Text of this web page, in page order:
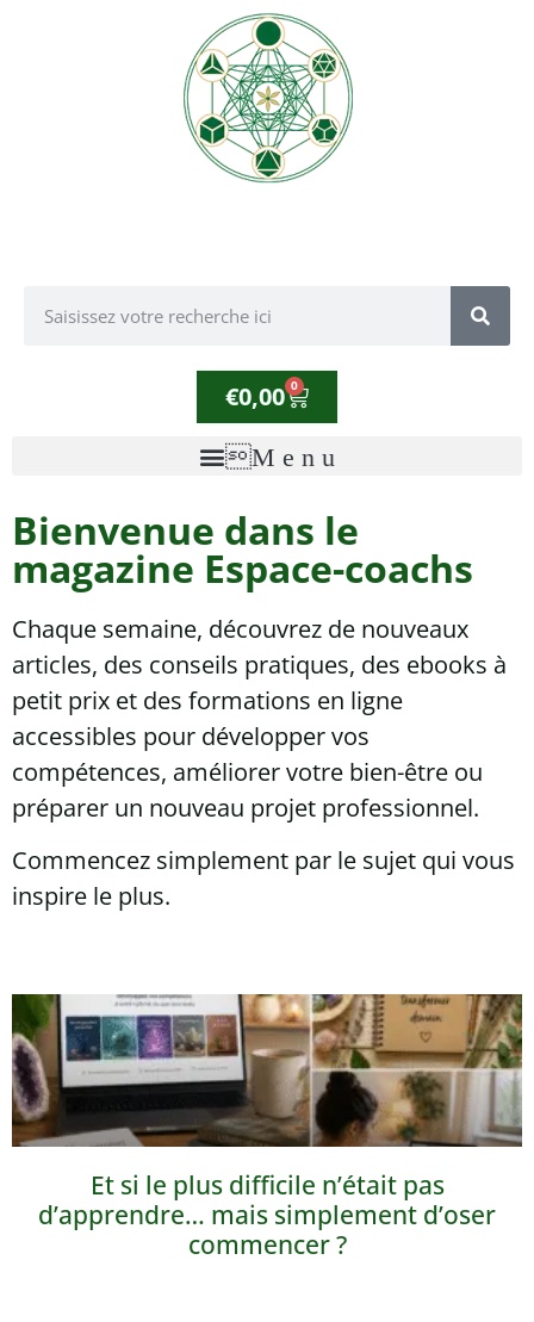
€0,00 0
Bienvenue dans le
magazine Espace-coachs
Chaque semaine, découvrez de nouveaux
articles, des conseils pratiques, des ebooks à
petit prix et des formations en ligne
accessibles pour développer vos
compétences, améliorer votre bien-être ou
préparer un nouveau projet professionnel.
Commencez simplement par le sujet qui vous
inspire le plus.
Et si le plus difficile n’était pas
d’apprendre… mais simplement d’oser
commencer ?